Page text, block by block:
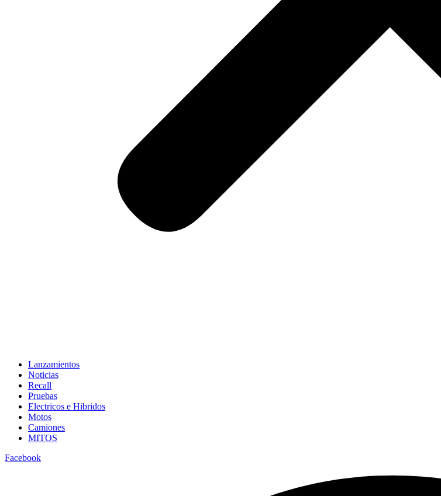
Lanzamientos
Noticias
Recall
Pruebas
Electricos e Hibridos
Motos
Camiones
MITOS
Facebook